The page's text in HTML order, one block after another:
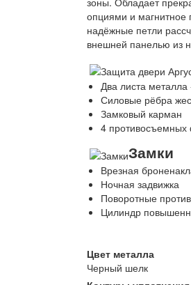
опциями и магнитное
надёжные петли
внешней панелью из
Два листа
Силовые рёбра
Замковый карман
4 противосъемных
Замки
Врезная
Ночная задвижка
Поворотные
Цилиндр
Цвет металла
Черный шелк